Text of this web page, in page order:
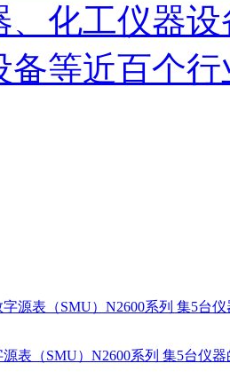
、化工仪器
备等近百个
表（SMU）N2600系列 集5台仪